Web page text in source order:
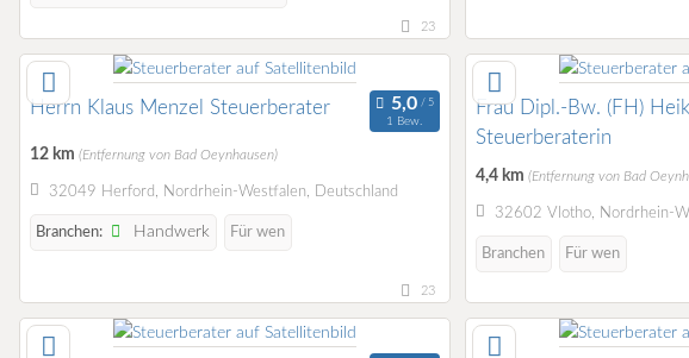
23
Herrn Klaus Menzel Steuerberater
1 Bew.
12 km (Entfernung von Bad Oeynhausen)
32049 Herford, Nordrhein-Westfalen, Deutschland
Branchen: Handwerk Für wen
23
Frau Dipl.-Bw. (FH)
Steuerberaterin
4,4 km (Entfernung von Bad
32602 Vlotho, Nordrhein-
Branchen Für wen